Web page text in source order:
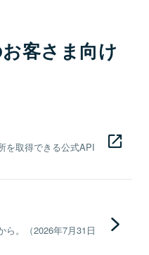
客さま向け
を取得できる公式API
ら。（2026年7月31日